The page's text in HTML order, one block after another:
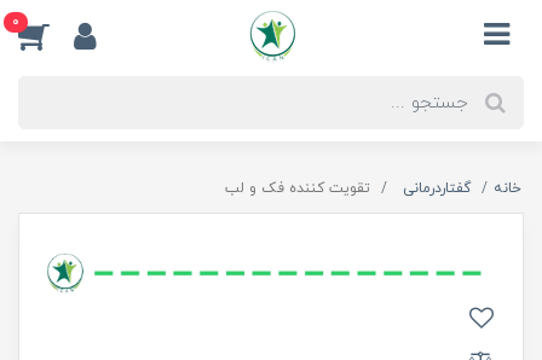
0
خانه گفتاردرمانی تقویت کننده فک و لب